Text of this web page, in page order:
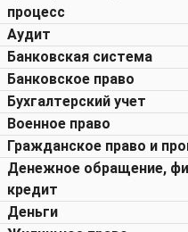
процесс
Аудит
Банковская система
Банковское право
Бухгалтерский учет
Военное право
Гражданское право и
Денежное обращение,
кредит
Деньги